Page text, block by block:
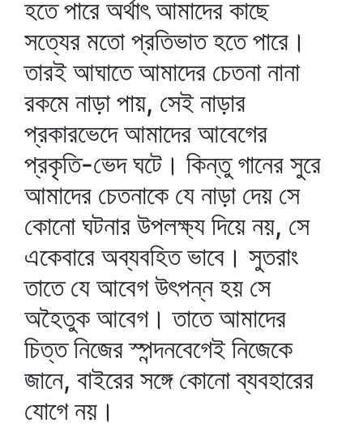
হতে পারে অর্থাৎ আমাদের কাছে
সত্যের মতো প্রতিভাত হতে পারে।
তারই আঘাতে আমাদের চেতনা নানা
রকমে নাড়া পায়, সেই নাড়ার
প্রকারভেদে আমাদের আবেগের
প্রকৃতি-ভেদ ঘটে। কিন্তু গানের সুরে
আমাদের চেতনাকে যে নাড়া দেয় সে
কোনো ঘটনার উপলক্ষ্য দিয়ে নয়, সে
একেবারে অব্যবহিত ভাবে। সুতরাং
তাতে যে আবেগ উৎপন্ন হয় সে
অহৈতুক আবেগ। তাতে আমাদের
চিত্ত নিজের স্পন্দনবেগেই নিজেকে
জানে, বাইরের সঙ্গে কোনো ব্যবহারের
যোগে নয়।